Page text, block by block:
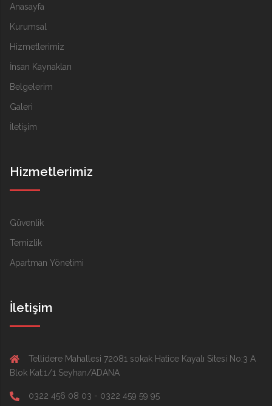
Anasayfa
Kurumsal
Hizmetlerimiz
İnsan Kaynakları
Belgelerim
Galeri
İletişim
Hizmetlerimiz
Güvenlik
Temizlik
Apartman Yönetimi
İletişim
Tellidere Mahallesi 72081 sokak Hatice Kayalı Sitesi No:3 A
Blok Kat:1/1 Seyhan/ADANA
0322 456 08 03 - 0322 459 59 95